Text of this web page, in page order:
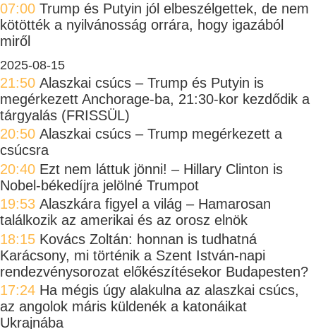
07:00 Trump és Putyin jól elbeszélgettek, de nem
kötötték a nyilvánosság orrára, hogy igazából
miről
2025-08-15
21:50 Alaszkai csúcs – Trump és Putyin is
megérkezett Anchorage-ba, 21:30-kor kezdődik a
tárgyalás (FRISSÜL)
20:50 Alaszkai csúcs – Trump megérkezett a
csúcsra
20:40 Ezt nem láttuk jönni! – Hillary Clinton is
Nobel-békedíjra jelölné Trumpot
19:53 Alaszkára figyel a világ – Hamarosan
találkozik az amerikai és az orosz elnök
18:15 Kovács Zoltán: honnan is tudhatná
Karácsony, mi történik a Szent István-napi
rendezvénysorozat előkészítésekor Budapesten?
17:24 Ha mégis úgy alakulna az alaszkai csúcs,
az angolok máris küldenék a katonáikat
Ukrajnába